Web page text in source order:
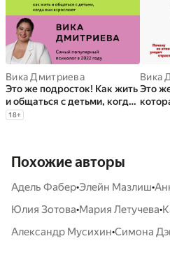
Вика Дмитриева
Это же подросток! Как жить
и общаться с детьми, когда
они взрослеют
18+
Вика
Это
Похожие авторы
Адель Фабер•Элейн Мазлиш•
Юлия Зотова•Мария Летучева•
Александр Мусихин•Симона